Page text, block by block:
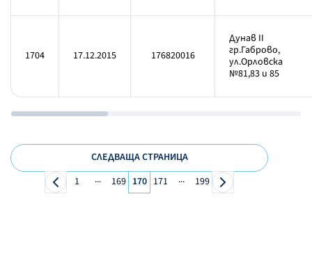
1704 17.12.2015 176820016
Дунав II
гр.Габрово,
ул.Орловска
№81,83 и 85
СЛЕДВАЩА СТРАНИЦА
1
... 169 170 171 ... 199